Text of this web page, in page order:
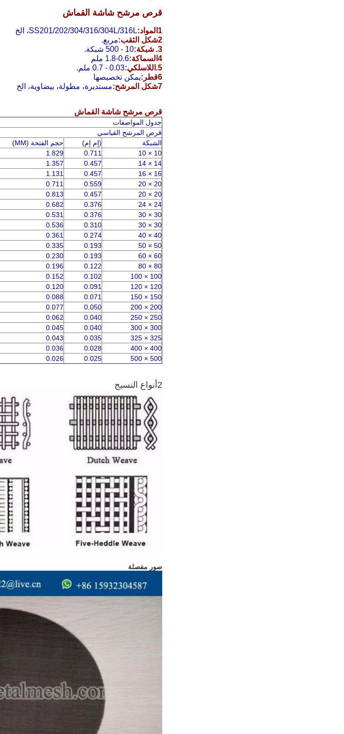
قرص مرشح شاشة القماش
1المواد:
SS201/202/304/316/304L/316L، الخ
2شكل الثقب:
مربع.
3. شبكة:
10 - 500 شبكة.
4السماكة:
0.6-1.8 ملم
5.اللاسلكي:
0.03 - 0.7 ملم.
6قطر:
يمكن تخصيصها
7شكل المرشح:
مستديرة، مطولة، بيضاوية، الخ
قرص مرشح شاشة القماش
جدول المواصفات
قرص المرشح القياسي
الشبكة
(إم إم) حجم الفتحة (MM)
10 × 10
0.711
1.829
14 × 14
0.457
1.357
16 × 16
0.457
1.131
20 × 20
0.559
0.711
20 × 20
0.457
0.813
24 × 24
0.376
0.682
30 × 30
0.376
0.531
30 × 30
0.310
0.536
40 × 40
0.274
0.361
50 × 50
0.193
0.335
60 × 60
0.193
0.230
80 × 80
0.122
0.196
100 × 100
0.102
0.152
120 × 120
0.091
0.120
150 × 150
0.071
0.088
200 × 200
0.050
0.077
250 × 250
0.040
0.062
300 × 300
0.040
0.045
325 × 325
0.035
0.043
400 × 400
0.028
0.036
500 × 500
0.025
0.026
2أنواع النسيج
صور مفصلة